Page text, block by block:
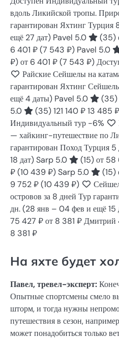
вдоль Ликийской тропы.
гарантирован Яхтинг Турция
ещё 27 дат) Pavel 5.0 (35)
6 401 ₽(7 543 ₽) Pavel 5.0
₽)от 6 401 ₽(7 543 ₽)
Райские Сейшелы на
гарантирован Яхтинг
ещё 4 даты) Pavel 5.0 (35)
5.0
(35)121 140 ₽13 485 ₽
Индивидуальный тур -6%
— хайкинг-путешествие по
гарантирован Поход Турция 5
18 дат)Sarp 5.0 (15)от
₽(10 439 ₽)Sarp 5.0 (15)
9 752 ₽(10 439 ₽)
островов за 8 дней Тур
дн.(28 янв – 04 фев и ещё 15
75 427 ₽от 8 381 ₽Дмитрий
8 381 ₽
На яхте будет
Павел, тревел-эксперт:
Опытные спортсмены смело
шторм, и тогда нужны
путешествия в сезон,
может понадобиться только